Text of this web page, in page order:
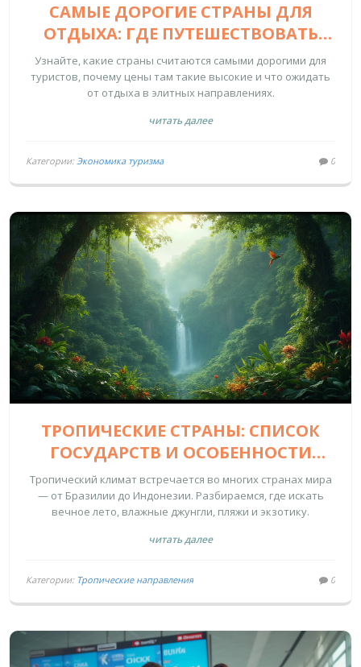
САМЫЕ ДОРОГИЕ СТРАНЫ ДЛЯ
ОТДЫХА: ГДЕ ПУТЕШЕСТВОВАТЬ
РОСКОШНО?
Узнайте, какие страны считаются самыми дорогими для
туристов, почему цены там такие высокие и что ожидать
от отдыха в элитных направлениях.
читать далее
Категории:Экономика туризма 0
ТРОПИЧЕСКИЕ СТРАНЫ: СПИСОК
ГОСУДАРСТВ И ОСОБЕННОСТИ
ТРОПИЧЕСКОГО КЛИМАТА
Тропический климат встречается во многих странах мира
— от Бразилии до Индонезии. Разбираемся, где искать
вечное лето, влажные джунгли, пляжи и экзотику.
читать далее
Категории: Тропические направления 0